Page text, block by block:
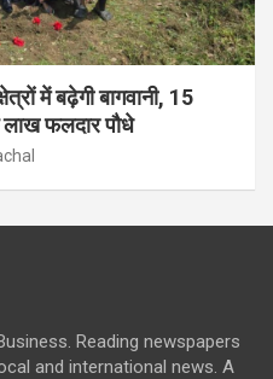
में बढ़ेगी बागवानी, 15
फलदार पौधे
Reading newspapers
and international news. A